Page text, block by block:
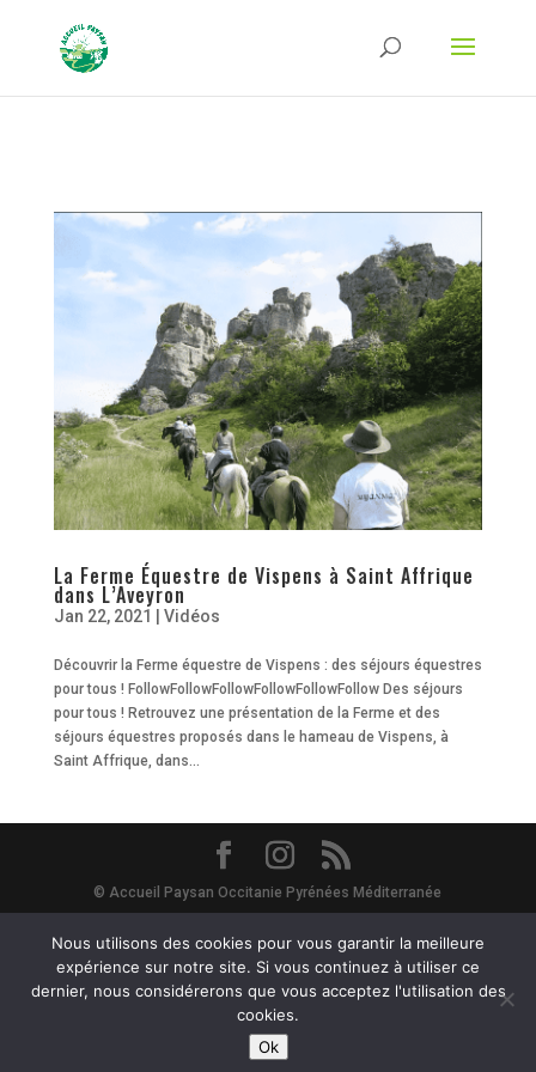
Type-Options Referrer-Policy Permissions-Policy
ga('require', 'GTM-TFCVLFN');
La Ferme Équestre de Vispens à Saint Affrique
dans L’Aveyron
Jan 22, 2021 Vidéos
Découvrir la Ferme équestre de Vispens : des séjours équestres
pour tous ! FollowFollowFollowFollowFollowFollow Des séjours
pour tous ! Retrouvez une présentation de la Ferme et des
séjours équestres proposés dans le hameau de Vispens, à
Saint Affrique, dans...
© Accueil Paysan Occitanie Pyrénées Méditerranée
Site Map Mentions Légales - - Avec le soutien de
la Région Occitanie et du département de l'Hérault :
Nous utilisons des cookies pour vous garantir la meilleure
expérience sur notre site. Si vous continuez à utiliser ce
dernier, nous considérerons que vous acceptez l'utilisation des
cookies.
Ok